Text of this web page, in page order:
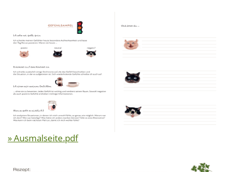
» Ausmalseite.pdf